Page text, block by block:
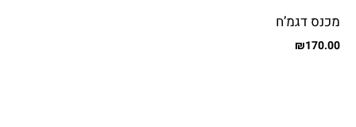
מכנס דגמ’ח
₪170.00